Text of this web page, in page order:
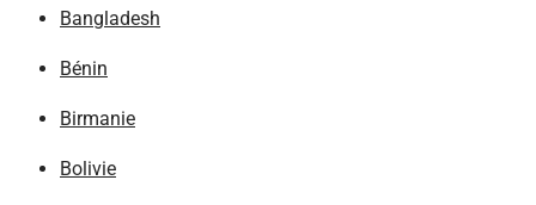
Bangladesh
Bénin
Birmanie
Bolivie